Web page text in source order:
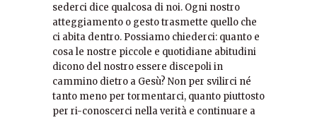
sederci dice qualcosa di noi. Ogni nostro
atteggiamento o gesto trasmette quello che
ci abita dentro. Possiamo chiederci: quanto e
cosa le nostre piccole e quotidiane abitudini
dicono del nostro essere discepoli in
cammino dietro a Gesù? Non per svilirci né
tanto meno per tormentarci, quanto piuttosto
per ri-conoscerci nella verità e continuare a